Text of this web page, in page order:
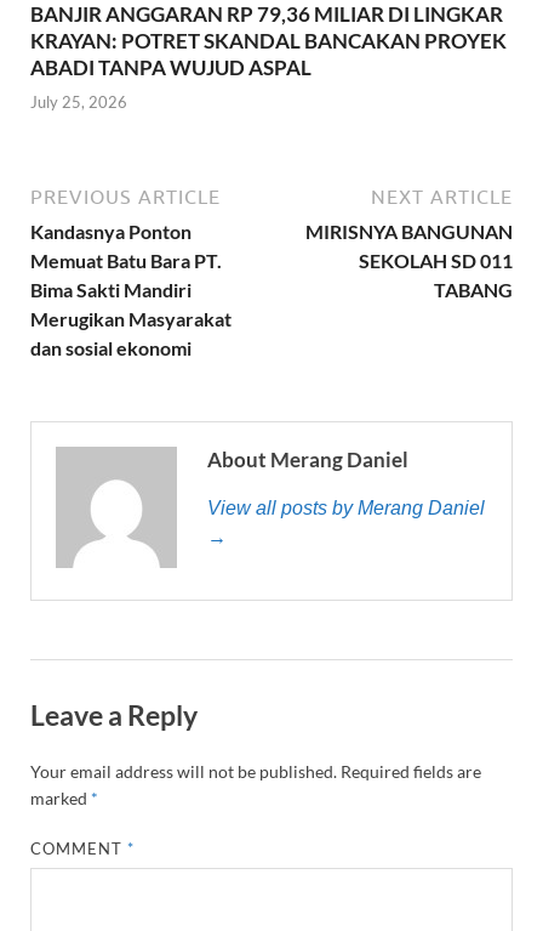
BANJIR ANGGARAN RP 79,36 MILIAR DI LINGKAR
KRAYAN: POTRET SKANDAL BANCAKAN PROYEK
ABADI TANPA WUJUD ASPAL
July 25, 2026
PREVIOUS ARTICLE
Kandasnya Ponton
Memuat Batu Bara PT.
Bima Sakti Mandiri
Merugikan Masyarakat
dan sosial ekonomi
NEXT ARTICLE
MIRISNYA BANGUNAN
SEKOLAH SD 011
TABANG
About Merang Daniel
View all posts by Merang Daniel
→
Leave a Reply
Your email address will not be published. Required fields are
marked *
COMMENT*